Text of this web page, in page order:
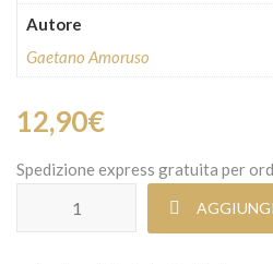
Autore
Gaetano Amoruso
12,90€
Spedizione express gratuita per
Lo scemo, il coccodrillo e l'Udinese